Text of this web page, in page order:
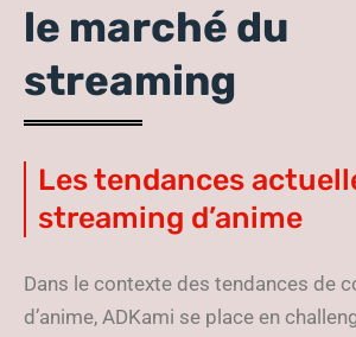
le marché du
streaming
Les tendances
streaming d’anime
Dans le contexte des tendances de
d’anime, ADKami se place en